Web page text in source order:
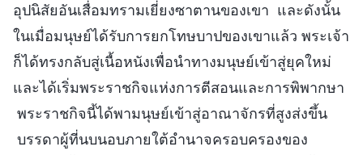
อุปนิสัยอันเสื่อมทรามเยี่ยงซาตานของเขา และดังนั้น
ในเมื่อมนุษย์ได้รับการยกโทษบาปของเขาแล้ว พระเจ้า
ก็ได้ทรงกลับสู่เนื้อหนังเพื่อนำทางมนุษย์เข้าสู่ยุคใหม่
และได้เริ่มพระราชกิจแห่งการตีสอนและการพิพากษา
พระราชกิจนี้ได้พามนุษย์เข้าสู่อาณาจักรที่สูงส่งขึ้น
บรรดาผู้ที่นบนอบภายใต้อำนาจครอบครองของ